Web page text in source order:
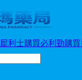
犀利士購買必利勁購買